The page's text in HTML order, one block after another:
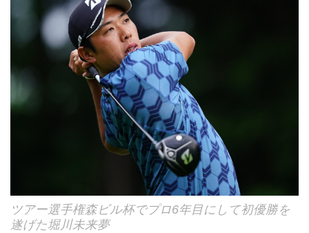
ツアー選手権森ビル杯でプロ6年目にして初優勝を
遂げた堀川未来夢